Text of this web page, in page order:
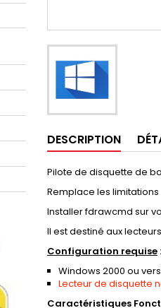
DESCRIPTION
Pilote de disquette de
Remplace les
Installer fdrawcmd sur
Il est destiné aux
Configuration requise :
Windows 2000 ou
Lecteur de disquette
Caractéristiques